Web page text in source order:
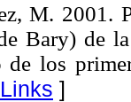
M. 2001.
Bary) de
los
Links ]